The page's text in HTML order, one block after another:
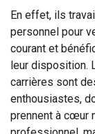
En effet, ils
personnel pour
courant et
leur disposition.
carrières sont
enthousiastes,
prennent à cœur